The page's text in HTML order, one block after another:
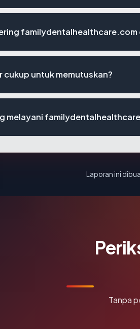
familydentalhealthcare.com
cukup untuk memutuskan?
melayani
Laporan ini
Tanpa